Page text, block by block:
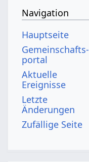
Navigation
Hauptseite
Gemeinschafts­
portal
Aktuelle
Ereignisse
Letzte
Änderungen
Zufällige Seite